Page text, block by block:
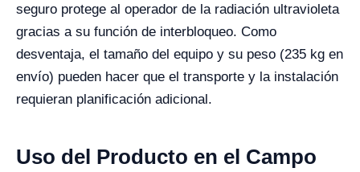
seguro protege al operador de la radiación ultravioleta
gracias a su función de interbloqueo. Como
desventaja, el tamaño del equipo y su peso (235 kg en
envío) pueden hacer que el transporte y la instalación
requieran planificación adicional.
Uso del Producto en el Campo